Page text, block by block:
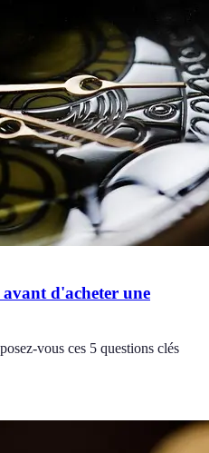
avant d'acheter une
vous ces 5 questions clés